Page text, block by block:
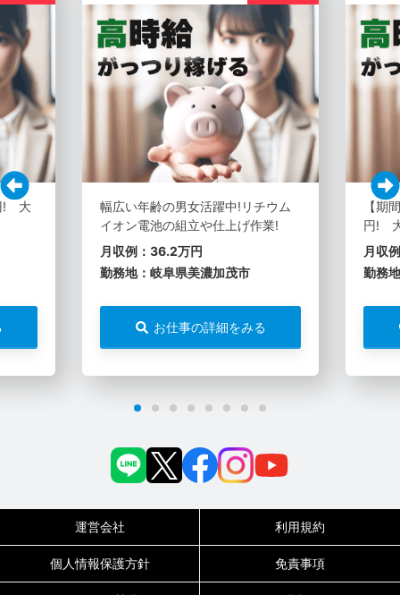
! 大
幅広い年齢の男女活躍中!リチウム
イオン電池の組立や仕上げ作業!
月収例：36.2万円
勤務地：岐阜県美濃加茂市
お仕事の詳細をみる
【期
円!
月収
勤務
運営会社 利用規約
個人情報保護方針 免責事項